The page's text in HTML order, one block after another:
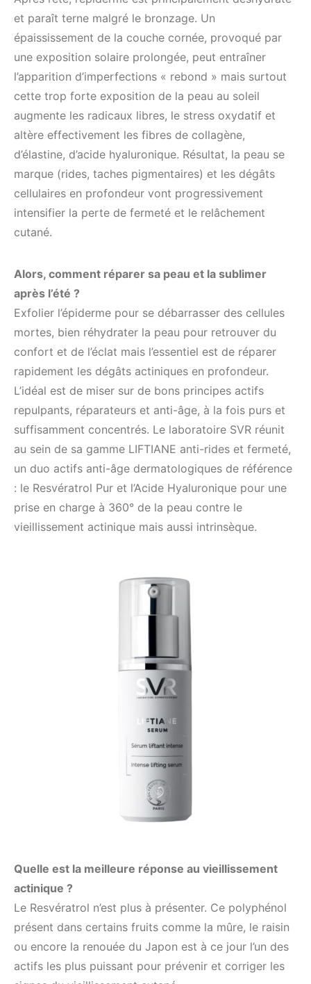
et paraît terne malgré le bronzage. Un
épaississement de la couche cornée, provoqué par
une exposition solaire prolongée, peut entraîner
l’apparition d’imperfections « rebond » mais surtout
cette trop forte exposition de la peau au soleil
augmente les radicaux libres, le stress oxydatif et
altère effectivement les fibres de collagène,
d’élastine, d’acide hyaluronique. Résultat, la peau se
marque (rides, taches pigmentaires) et les dégâts
cellulaires en profondeur vont progressivement
intensifier la perte de fermeté et le relâchement
cutané.
Alors, comment réparer sa peau et la sublimer
après l’été ?
Exfolier l’épiderme pour se débarrasser des cellules
mortes, bien réhydrater la peau pour retrouver du
confort et de l’éclat mais l’essentiel est de réparer
rapidement les dégâts actiniques en profondeur.
L’idéal est de miser sur de bons principes actifs
repulpants, réparateurs et anti-âge, à la fois purs et
suffisamment concentrés. Le laboratoire SVR réunit
au sein de sa gamme LIFTIANE anti-rides et fermeté,
un duo actifs anti-âge dermatologiques de référence
: le Resvératrol Pur et l’Acide Hyaluronique pour une
prise en charge à 360° de la peau contre le
vieillissement actinique mais aussi intrinsèque.
Quelle est la meilleure réponse au vieillissement
actinique ?
Le Resvératrol n’est plus à présenter. Ce polyphénol
présent dans certains fruits comme la mûre, le raisin
ou encore la renouée du Japon est à ce jour l’un des
actifs les plus puissant pour prévenir et corriger les